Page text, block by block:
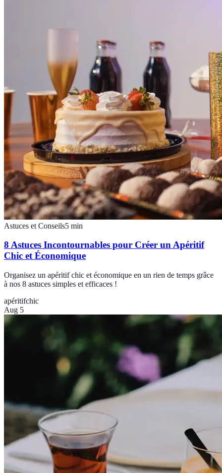
Astuces et Conseils5 min
8 Astuces Incontournables pour Créer un Apéritif
Chic et Économique
Organisez un apéritif chic et économique en un rien de temps grâce
à nos 8 astuces simples et efficaces !
apéritifchic
Aug 5